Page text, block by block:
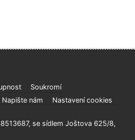
Soukromí
Napište nám Nastavení cookies
se sídlem Joštova 625/8,